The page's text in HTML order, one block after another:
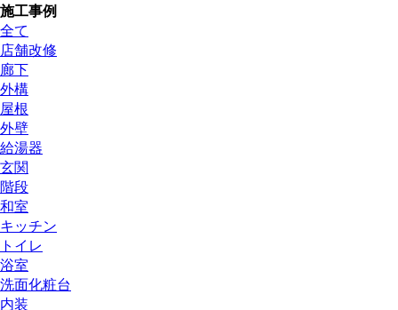
施工事例
全て
店舗改修
廊下
外構
屋根
外壁
給湯器
玄関
階段
和室
キッチン
トイレ
浴室
洗面化粧台
内装